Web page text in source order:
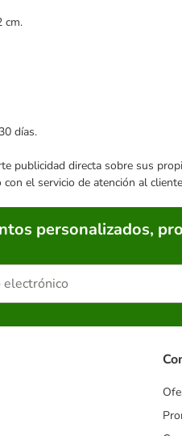
cm.
días.
publicidad directa sobre sus
el servicio de atención al
personalizados,